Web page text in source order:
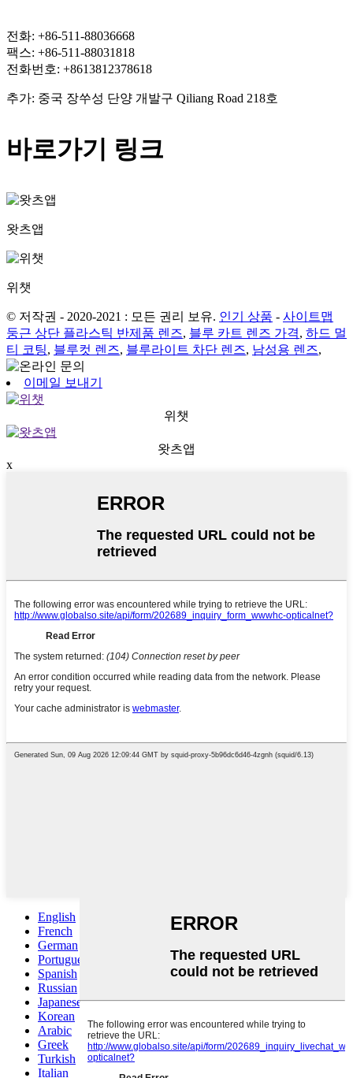
전화: +86-511-88036668
팩스: +86-511-88031818
전화번호: +8613812378618
추가: 중국 장쑤성 단양 개발구 Qiliang Road 218호
바로가기 링크
왓츠앱
위챗
© 저작권 - 2020-2021 : 모든 권리 보유. 인기 상품 - 사이트맵
둥근 상단 플라스틱 반제품 렌즈, 블루 카트 렌즈 가격, 하드 멀
티 코팅, 블루컷 렌즈, 블루라이트 차단 렌즈, 남성용 렌즈,
이메일 보내기
위챗
왓츠앱
x
English
French
German
Portuguese
Spanish
Russian
Japanese
Korean
Arabic
Greek
Turkish
Italian